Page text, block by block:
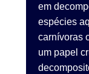
em
espécies
carnívoras
um papel